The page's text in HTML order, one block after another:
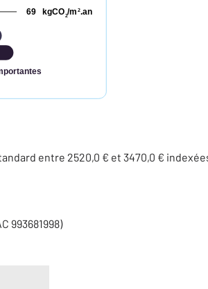
kgCO2/m 2.an
69
entre 2520,0 € et 3470,0 €
993681998)